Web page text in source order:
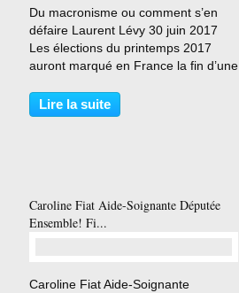
Du macronisme ou comment s’en
défaire Laurent Lévy 30 juin 2017
Les élections du printemps 2017
auront marqué en France la fin d’une
époque dans son ensemble permet
de le mettre en évidence. Pour
Lire la suite
Caroline Fiat Aide-Soignante Députée
Ensemble! Fi...
Caroline Fiat Aide-Soignante